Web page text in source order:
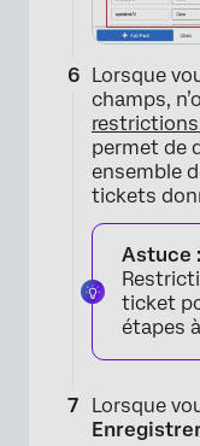
Lorsque
champs,
permet de
ensemble
tickets
Astuce :
ticket
étapes
Lorsque